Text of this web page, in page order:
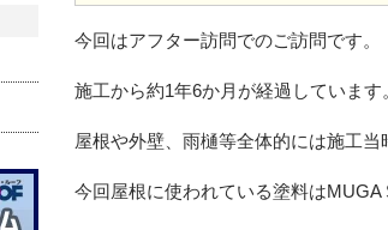
今回はアフター訪問でのご訪問です。
施工から約1年6か月が経過しています
屋根や外壁、雨樋等全体的には施工当
今回屋根に使われている塗料はMUGA